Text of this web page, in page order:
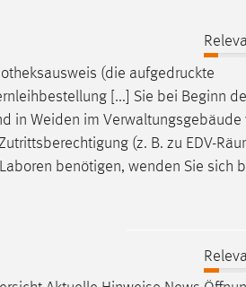
(die aufgedruckte
[...] Sie bei Beginn
in Weiden im Verwaltungsgebäude
(z. B. zu EDV-
benötigen, wenden Sie sich